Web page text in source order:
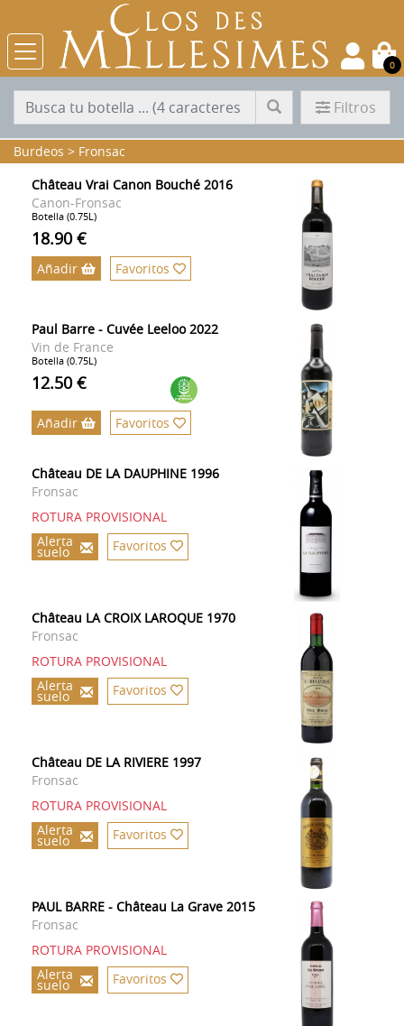
0
Filtros
Burdeos > Fronsac
Château Vrai Canon Bouché 2016
Canon-Fronsac
Botella (0.75L)
18.90 €
Añadir Favoritos
Paul Barre - Cuvée Leeloo 2022
Vin de France
Botella (0.75L)
12.50 €
Añadir Favoritos
Château DE LA DAUPHINE 1996
Fronsac
ROTURA PROVISIONAL
Alerta
suelo Favoritos
Château LA CROIX LAROQUE 1970
Fronsac
ROTURA PROVISIONAL
Alerta
suelo Favoritos
Château DE LA RIVIERE 1997
Fronsac
ROTURA PROVISIONAL
Alerta
suelo Favoritos
PAUL BARRE - Château La Grave 2015
Fronsac
ROTURA PROVISIONAL
Alerta
suelo Favoritos